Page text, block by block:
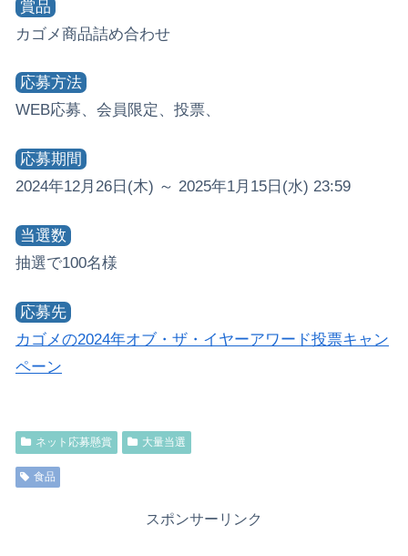
賞品
カゴメ商品詰め合わせ
応募方法
WEB応募、会員限定、投票、
応募期間
2024年12月26日(木) ～ 2025年1月15日(水) 23:59
当選数
抽選で100名様
応募先
カゴメの2024年オブ・ザ・イヤーアワード投票キャン
ペーン
ネット応募懸賞 大量当選
食品
スポンサーリンク